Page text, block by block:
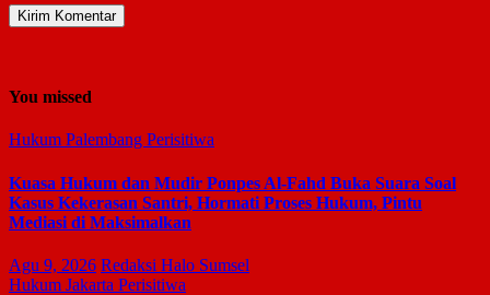
You missed
Hukum Palembang Perisitiwa
Kuasa Hukum dan Mudir Ponpes Al-Fahd Buka Suara Soal
Kasus Kekerasan Santri, Hormati Proses Hukum, Pintu
Mediasi di Maksimalkan
Agu 9, 2026 Redaksi Halo Sumsel
Hukum Jakarta Perisitiwa